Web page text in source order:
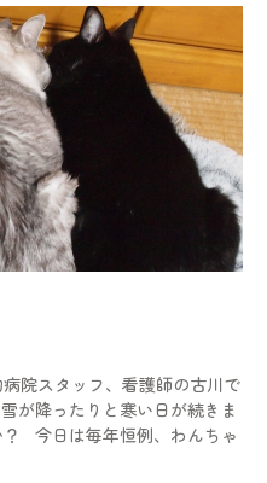
院スタッフ、看護師の古川で
が降ったりと寒い日が続きま
？ 今日は毎年恒例、わんちゃ